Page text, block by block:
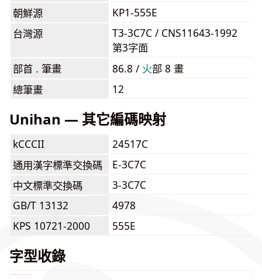
朝鮮源
KP1-555E
台灣源
T3-3C7C / CNS11643-1992
第3字面
部首 . 筆畫
86.8 / ⽕部 8 畫
總筆畫
12
Unihan — 其它編碼映射
kCCCII
24517C
通用漢字標準交換碼
E-3C7C
中文標準交換碼
3-3C7C
GB/T 13132
4978
KPS 10721-2000
555E
字型收錄